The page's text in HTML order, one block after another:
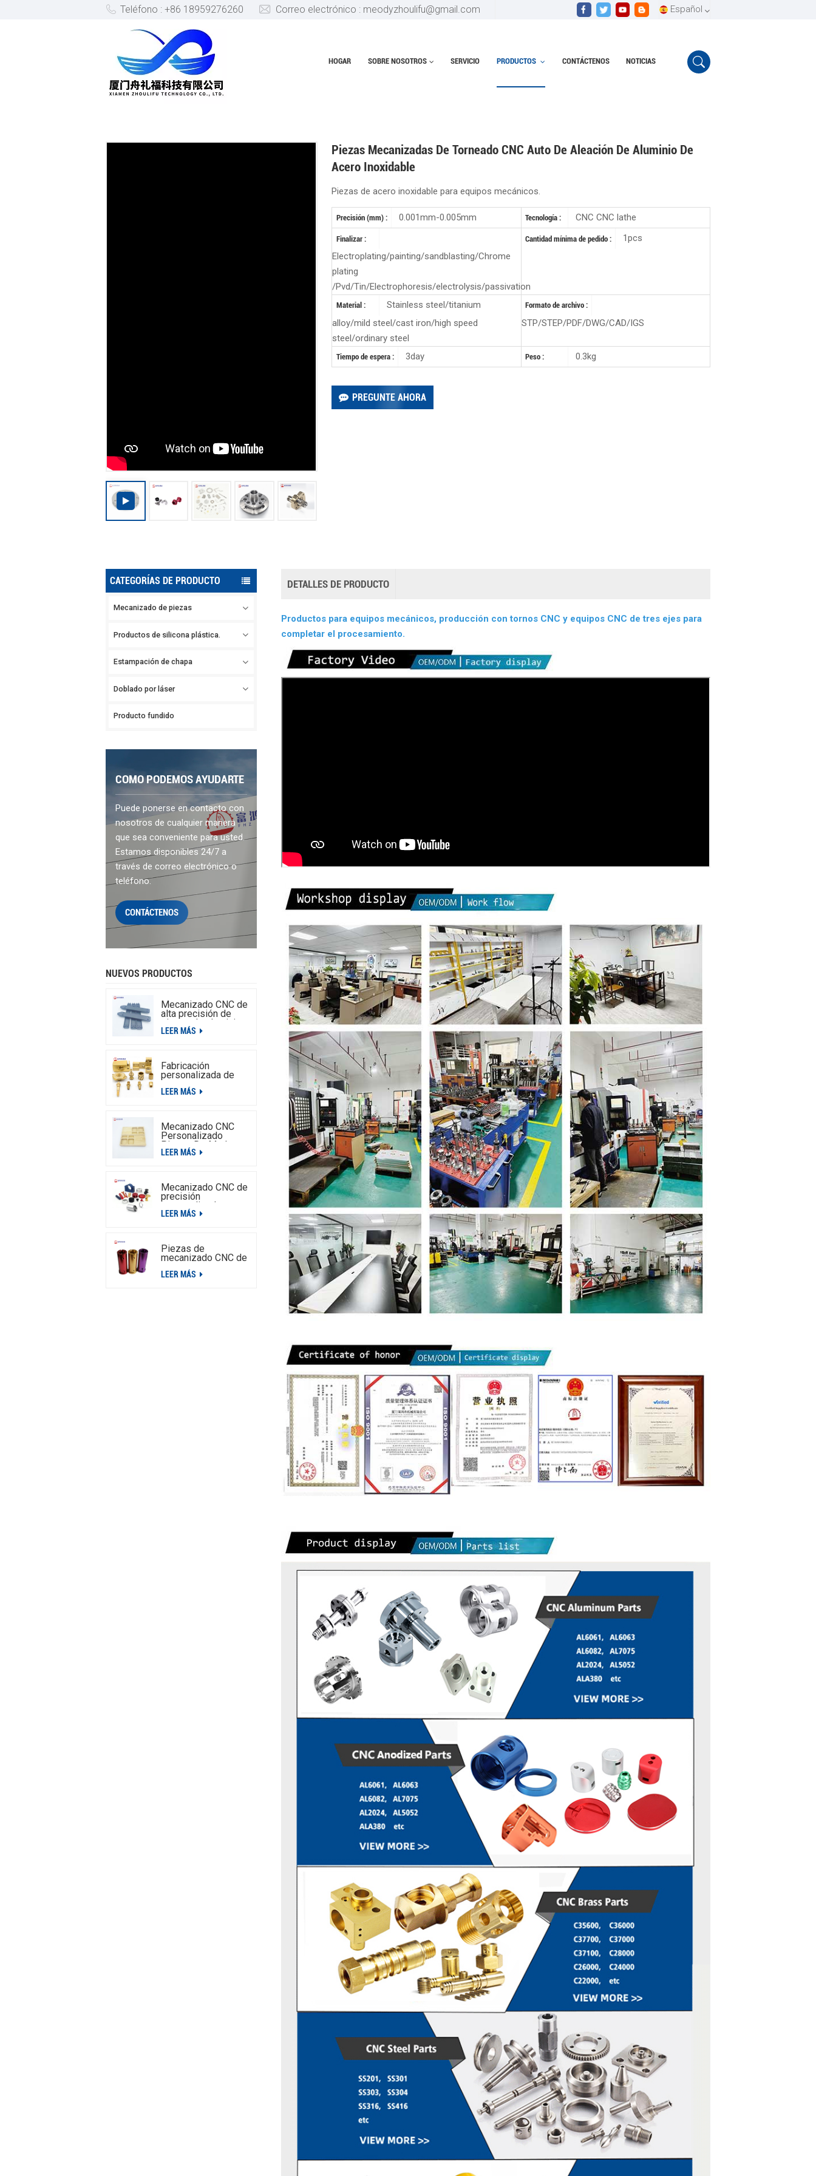
Teléfono : +86 18959276260 Correo electrónico : meodyzhoulifu@gmail.com Español
English
HOGAR SOBRE NOSOTROS SERVICIO PRODUCTOS CONTÁCTENOS NOTICIAS
PRODUCTOS Piezas mecanizadas de torneado CNC auto de aleación de aluminio de acero inoxidable
Piezas Mecanizadas De Torneado CNC Auto De Aleación De Aluminio De
Acero Inoxidable
Piezas de acero inoxidable para equipos mecánicos.
Precisión (mm) : 0.001mm-0.005mm Tecnología : CNC CNC lathe
Finalizar :
Electroplating/painting/sandblasting/Chrome
plating
/Pvd/Tin/Electrophoresis/electrolysis/passivation
Cantidad mínima de pedido : 1pcs
Material :
Stainless steel/titanium
alloy/mild steel/cast iron/high speed
steel/ordinary steel
Formato de archivo :
STP/STEP/PDF/DWG/CAD/IGS
Tiempo de espera : 3day Peso : 0.3kg
PREGUNTE AHORA
CATEGORÍAS DE PRODUCTO
Mecanizado de piezas
Productos de silicona plástica.
Estampación de chapa
Doblado por láser
Producto fundido
COMO PODEMOS AYUDARTE
Puede ponerse en contacto con
nosotros de cualquier manera
que sea conveniente para usted.
Estamos disponibles 24/7 a
través de correo electrónico o
teléfono.
CONTÁCTENOS
NUEVOS PRODUCTOS
Mecanizado CNC de
alta precisión de
piezas de aluminio.
LEER MÁS
Fabricación
personalizada de
piezas de latón
torneadas por CNC
LEER MÁS
Mecanizado CNC
Personalizado
Piezas De Madera
Torneadas,Servicio
CNC
LEER MÁS
Mecanizado CNC de
precisión
personalizado para
placa de interruptor
LEER MÁS
Piezas de
mecanizado CNC de
inoxidable
LEER MÁS
DETALLES DE PRODUCTO
Productos para equipos mecánicos, producción con tornos CNC y equipos CNC de tres ejes para
completar el procesamiento.